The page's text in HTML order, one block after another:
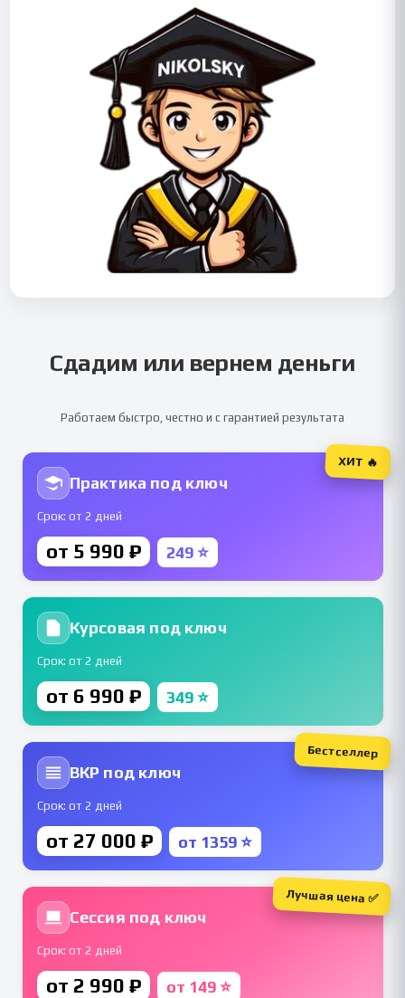
Сдадим или вернем деньги
Работаем быстро, честно и с гарантией результата
Практика под ключ
Срок: от 2 дней
от 5 990 ₽ 249 ⭐
ХИТ 🔥
Курсовая под ключ
Срок: от 2 дней
от 6 990 ₽ 349 ⭐
ВКР под ключ
Срок: от 2 дней
от 27 000 ₽ от 1359 ⭐
Бестселлер
Сессия под ключ
Срок: от 2 дней
от 2 990 ₽ от 149 ⭐
Лучшая цена ✅